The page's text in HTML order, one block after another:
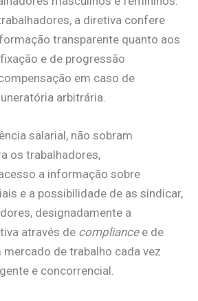
a diretiva confere
transparente quanto aos
e de progressão
em caso de
arbitrária.
salarial, não sobram
os trabalhadores,
a informação sobre
e a possibilidade de as sindicar,
designadamente a
através de compliancee de
mercado de trabalho cada vez
e concorrencial.